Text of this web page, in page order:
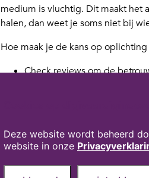
medium is vluchtig. Dit maakt het
halen, dan weet je soms niet bij
Hoe maak je de kans op
Check reviews om de
Controleer
bestelling
Kijk voor meer tips en
Deze website wordt beheerd
website in onze